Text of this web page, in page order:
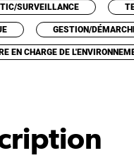
SURVEILLANCE
GESTION/
EN CHARGE DE